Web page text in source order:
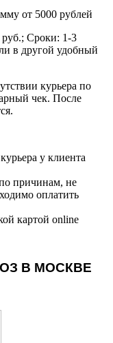
от 5000 рублей
руб.; Сроки: 1-3
в другой удобный
курьера по
чек. После
у клиента
причинам, не
оплатить
картой online
В МОСКВЕ